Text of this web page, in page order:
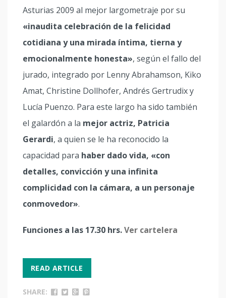
Asturias 2009 al mejor largometraje por su
«inaudita celebración de la felicidad
cotidiana y una mirada íntima, tierna y
emocionalmente honesta», según el fallo del
jurado, integrado por Lenny Abrahamson, Kiko
Amat, Christine Dollhofer, Andrés Gertrudix y
Lucía Puenzo. Para este largo ha sido también
el galardón a la mejor actriz, Patricia
Gerardi, a quien se le ha reconocido la
capacidad para haber dado vida, «con
detalles, convicción y una infinita
complicidad con la cámara, a un personaje
conmovedor».
Funciones a las 17.30 hrs.Ver cartelera
READ ARTICLE
SHARE: